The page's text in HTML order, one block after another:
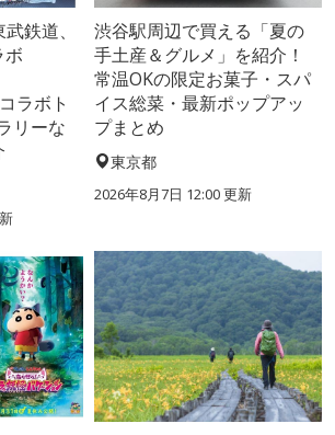
鉄道、
ボ
ラボト
リーな
渋谷駅周辺で買える「夏の
手土産＆グルメ」を紹介！
常温OKの限定お菓子・スパ
イス総菜・最新ポップアッ
プまとめ
東京都
2026年8月7日 12:00更新